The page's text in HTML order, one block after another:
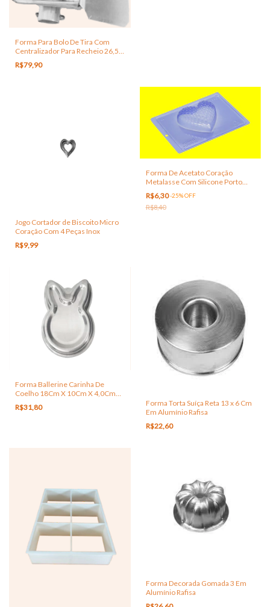
Forma Para Bolo De Tira Com
Centralizador Para Recheio 26,5 x
7 x 6 Cm
R$79,90
Jogo Cortador de Biscoito Micro
Coração Com 4 Peças Inox
R$9,99
Forma De Acetato Coração
Metalasse Com Silicone Porto
Formas
R$6,30-25%OFF
R$8,40
Forma Ballerine Carinha De
Coelho 18Cm X 10Cm X 4,0Cm
Rafisa
R$31,80
Forma Torta Suíça Reta 13 x 6 Cm
Em Alumínio Rafisa
R$22,60
Forma Decorada Gomada 3 Em
Alumínio Rafisa